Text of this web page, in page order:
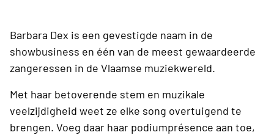
Barbara Dex is een gevestigde naam in de
showbusiness en één van de meest gewaardeerde
zangeressen in de Vlaamse muziekwereld.
Met haar betoverende stem en muzikale
veelzijdigheid weet ze elke song overtuigend te
brengen. Voeg daar haar podiumprésence aan toe,